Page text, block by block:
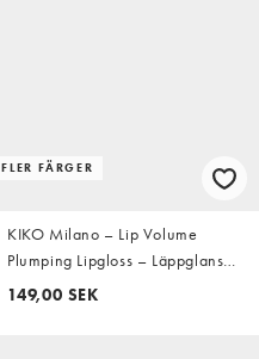
FLER FÄRGER
KIKO Milano – Lip Volume
Plumping Lipgloss – Läppglans
6,5ml - 04 Nude Ever
149,00 SEK